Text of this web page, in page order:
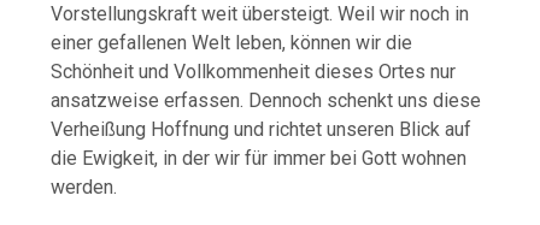
Vorstellungskraft weit übersteigt. Weil wir noch in
einer gefallenen Welt leben, können wir die
Schönheit und Vollkommenheit dieses Ortes nur
ansatzweise erfassen. Dennoch schenkt uns diese
Verheißung Hoffnung und richtet unseren Blick auf
die Ewigkeit, in der wir für immer bei Gott wohnen
werden.